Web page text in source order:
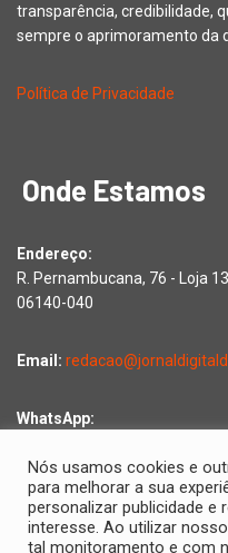
transparência, credibilidade,
sempre o aprimoramento da
Política de Privacidade
Onde Estamos
Endereço:
R. Pernambucana, 76 - Loja
06140-040
Email:
WhatsApp:
Copyright © 2026 Jornal
Nós usamos cookies e
para melhorar a sua
personalizar publicidade e
interesse. Ao utilizar
tal monitoramento e com